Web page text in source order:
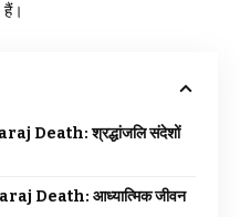
Death: श्रद्धांजलि संदेशों
Death: आध्यात्मिक जीवन